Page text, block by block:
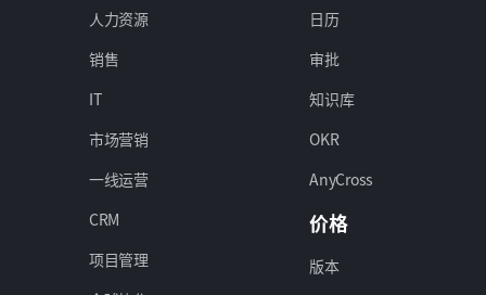
人力资源
销售
IT
市场营销
一线运营
CRM
项目管理
日历
审批
知识库
OKR
AnyCross
价格
版本